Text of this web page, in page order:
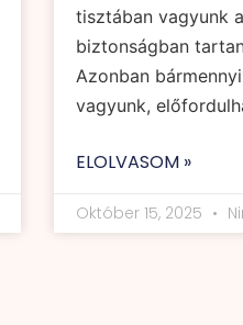
tisztában vagyunk
biztonságban
Azonban
vagyunk,
ELOLVASOM »
Október 15, 2025